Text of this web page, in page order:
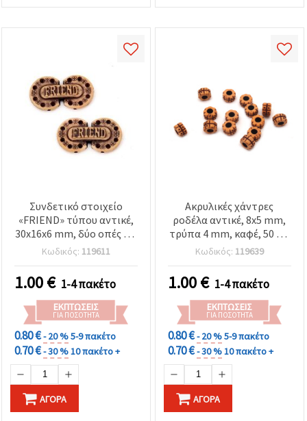
Συνδετικό στοιχείο
«FRIEND» τύπου αντικέ,
30x16x6 mm, δύο οπές 1,5
mm, απόχρωση μπρονζέ
αντικέ – 50 γραμμάρια
(~25 τεμ.)
Κωδικός: 119611
1.00€ 1-4 πακέτο
ΕΚΠΤΏΣΕΙΣ
ΓΙΑ ΠΟΣΌΤΗΤΑ
0.80 €- 20 %5-9 πακέτο
0.70 €- 30 %10 πακέτο +
ΑΓΟΡΆ
Ακρυλικές χάντρες
ροδέλα αντικέ, 8x5 mm,
τρύπα 4 mm, καφέ, 50 γρ.
(≈150 τεμ.)
Κωδικός: 119639
1.00€ 1-4 πακέτο
ΕΚΠΤΏΣΕΙΣ
ΓΙΑ ΠΟΣΌΤΗΤΑ
0.80 €- 20 %5-9 πακέτο
0.70 €- 30 %10 πακέτο +
ΑΓΟΡΆ